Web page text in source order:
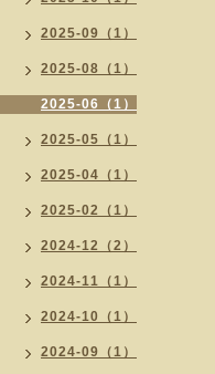
2025-09（1）
2025-08（1）
2025-06（1）
2025-05（1）
2025-04（1）
2025-02（1）
2024-12（2）
2024-11（1）
2024-10（1）
2024-09（1）